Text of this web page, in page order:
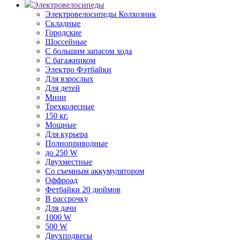
Электровелосипеды
Электровелосипеды Колхозник
Складные
Городские
Шоссейные
С большим запасом хода
С багажником
Электро Фэтбайки
Для взрослых
Для детей
Мини
Трехколесные
150 кг.
Мощные
Для курьера
Полноприводные
до 250 W
Двухместные
Со съемным аккумулятором
Оффроад
Фетбайки 20 дюймов
В рассрочку
Для дачи
1000 W
500 W
Двухподвесы